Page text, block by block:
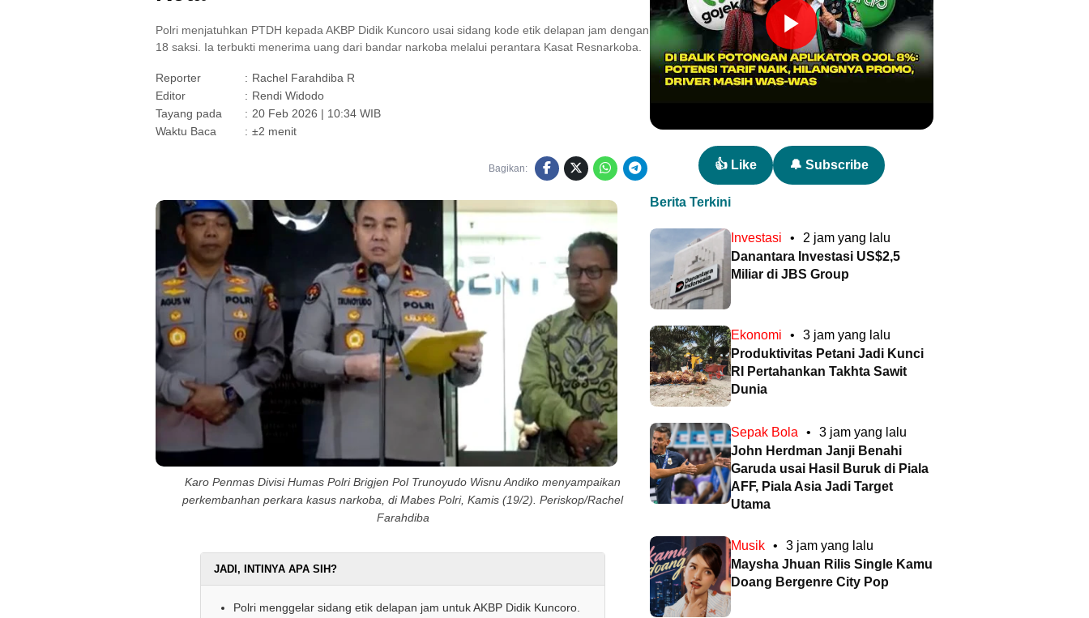
Polri menjatuhkan PTDH kepada AKBP Didik Kuncoro usai sidang kode etik delapan jam dengan
18 saksi. Ia terbukti menerima uang dari bandar narkoba melalui perantara Kasat Resnarkoba.
Reporter : Rachel Farahdiba R
Editor
: Rendi Widodo
Tayang pada
: 20 Feb 2026 | 10:34 WIB
Waktu Baca
: ±2 menit
Bagikan:
Karo Penmas Divisi Humas Polri Brigjen Pol Trunoyudo Wisnu Andiko menyampaikan
perkembanhan perkara kasus narkoba, di Mabes Polri, Kamis (19/2). Periskop/Rachel
Farahdiba
JADI, INTINYA APA SIH?
Polri menggelar sidang etik delapan jam untuk AKBP Didik Kuncoro.
👍 Like 🔔 Subscribe
Berita Terkini
Investasi •
2 jam yang lalu
Danantara Investasi US$2,5
Miliar di JBS Group
Ekonomi •
3 jam yang lalu
Produktivitas Petani Jadi Kunci
RI Pertahankan Takhta Sawit
Dunia
Sepak Bola •
3 jam yang lalu
John Herdman Janji Benahi
Garuda usai Hasil Buruk di Piala
AFF, Piala Asia Jadi Target
Utama
Musik •
3 jam yang lalu
Maysha Jhuan Rilis Single Kamu
Doang Bergenre City Pop